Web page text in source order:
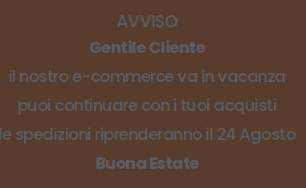
AVVISO
Gentile Cliente
il nostro e-commerce va in vacanza
puoi continuare con i tuoi acquisti
le spedizioni riprenderanno il 24 Agosto
Buona Estate